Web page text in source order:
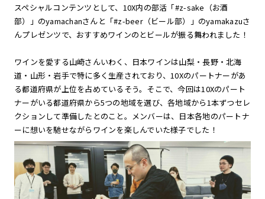
スペシャルコンテンツとして、10X内の部活「#z-sake（お酒
部）」のyamachanさんと「#z-beer（ビール部）」のyamakazuさ
んプレゼンツで、おすすめワインのとビールが振る舞われました！
ワインを愛する山崎さんいわく、日本ワインは山梨・長野・北海
道・山形・岩手で特に多く生産されており、10Xのパートナーがあ
る都道府県が上位を占めているそう。そこで、今回は10Xのパート
ナーがいる都道府県から5つの地域を選び、各地域から1本ずつセレ
クションして準備したとのこと。メンバーは、日本各地のパートナ
ーに想いを馳せながらワインを楽しんでいた様子でした！